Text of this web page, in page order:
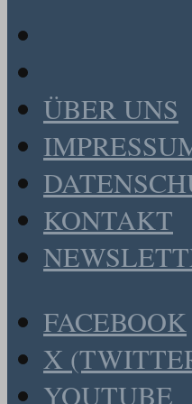
ÜBER UNS
KONTAKT
FACEBOOK
X
YOUTUBE